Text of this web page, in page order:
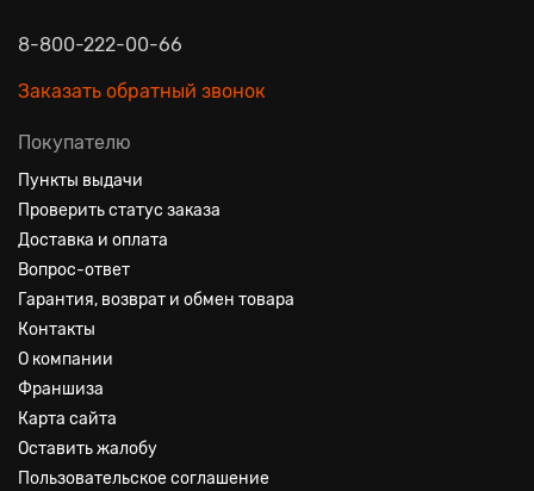
8-800-222-00-66
Заказать обратный звонок
Покупателю
Пункты выдачи
Проверить статус заказа
Доставка и оплата
Вопрос-ответ
Гарантия, возврат и обмен товара
Контакты
О компании
Франшиза
Карта сайта
Оставить жалобу
Пользовательское соглашение